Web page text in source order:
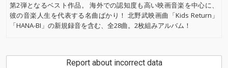
第2弾となるベスト作品。 海外での認知度も高い映画音楽を中心に、
彼の音楽人生を代表する名曲ばかり！ 北野武映画曲「Kids Return」
「HANA-BI」の新規録音を含む、全28曲。2枚組みアルバム！
Report about incorrect data